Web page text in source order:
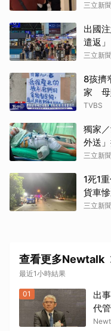
三立新
出國
遣返
三立新
8孩擠
家 母
TVBS
獨家
外送
三立新
1死1
貨車
三立新
查看更多Newtalk
最近1小時結果
01
出
代
取消